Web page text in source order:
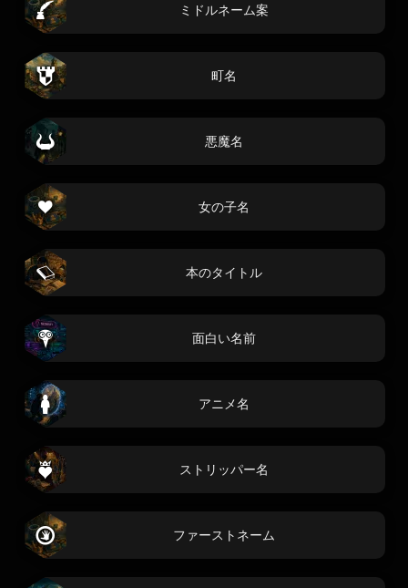
ミドルネーム案
町名
悪魔名
女の子名
本のタイトル
面白い名前
アニメ名
ストリッパー名
ファーストネーム